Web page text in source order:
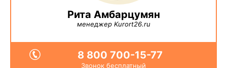
Рита Амбарцумян
менеджер Kurort26.ru
8 800 700-15-77
Звонок бесплатный